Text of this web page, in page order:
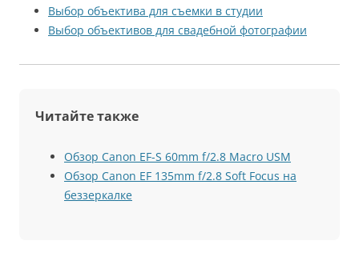
Выбор объектива для съемки в студии
Выбор объективов для свадебной фотографии
Читайте также
Обзор Canon EF-S 60mm f/2.8 Macro USM
Обзор Canon EF 135mm f/2.8 Soft Focus на
беззеркалке